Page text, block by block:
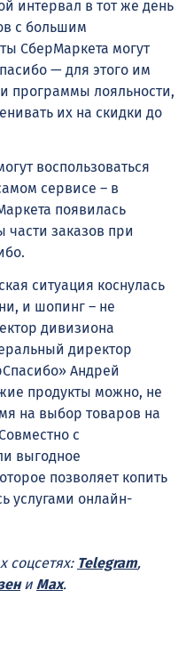
интервал в тот же день
с большим
СберМаркета могут
— для этого им
программы лояльности,
их на скидки до
воспользоваться
сервисе – в
появилась
части заказов при
ситуация коснулась
и шопинг – не
дивизиона
директор
Андрей
продукты можно, не
на выбор товаров на
с
выгодное
позволяет копить
услугами онлайн-
соцсетях: Telegram,
и Max.